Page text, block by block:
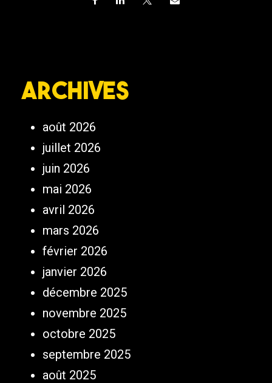
Archives
août 2026
juillet 2026
juin 2026
mai 2026
avril 2026
mars 2026
février 2026
janvier 2026
décembre 2025
novembre 2025
octobre 2025
septembre 2025
août 2025